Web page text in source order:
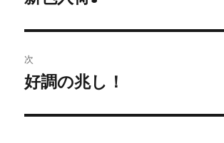
ビ
ゲ
ー
投
稿:
次
次
投
好調の兆し！